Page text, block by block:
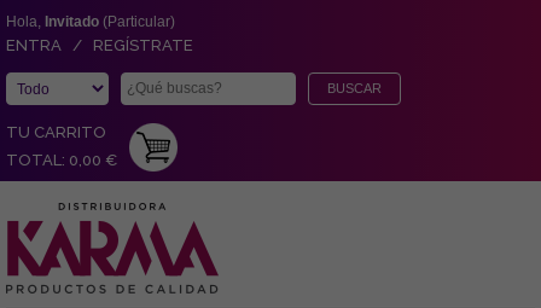
Hola, Invitado (Particular)
ENTRA / REGÍSTRATE
TU CARRITO
TOTAL: 0,00 €